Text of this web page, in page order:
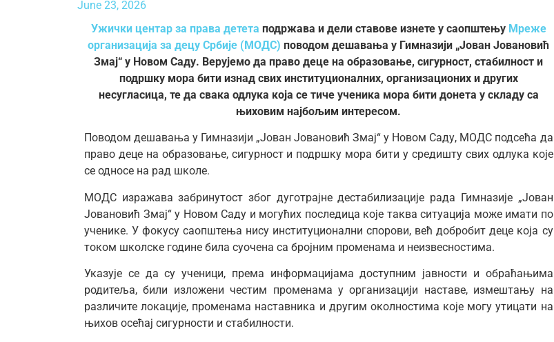
June 23, 2026
Ужички центар за права детета подржава и дели ставове изнете у саопштењу Мреже
организација за децу Србије (МОДС) поводом дешавања у Гимназији „Јован Јовановић
Змај“ у Новом Саду. Верујемо да право деце на образовање, сигурност, стабилност и
подршку мора бити изнад свих институционалних, организационих и других
несугласица, те да свака одлука која се тиче ученика мора бити донета у складу са
њиховим најбољим интересом.
Поводом дешавања у Гимназији „Јован Јовановић Змај“ у Новом Саду, МОДС подсећа да
право деце на образовање, сигурност и подршку мора бити у средишту свих одлука које
се односе на рад школе.
МОДС изражава забринутост због дуготрајне дестабилизације рада Гимназије „Јован
Јовановић Змај“ у Новом Саду и могућих последица које таква ситуација може имати по
ученике. У фокусу саопштења нису институционални спорови, већ добробит деце која су
током школске године била суочена са бројним променама и неизвесностима.
Указује се да су ученици, према информацијама доступним јавности и обраћањима
родитеља, били изложени честим променама у организацији наставе, измештању на
различите локације, променама наставника и другим околностима које могу утицати на
њихов осећај сигурности и стабилности.